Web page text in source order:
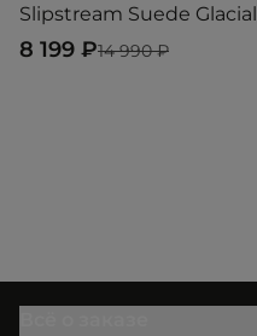
Slipstream Suede Glacial
14 990 ₽
8 199 ₽